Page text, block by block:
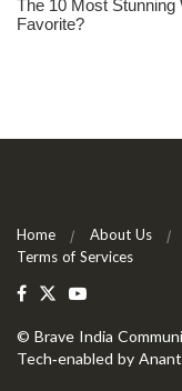
Home About Us
Terms of Services
© Brave India
Tech-enabled by